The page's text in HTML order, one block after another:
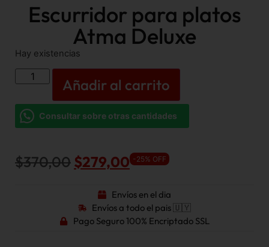
Escurridor para platos
Atma Deluxe
Hay existencias
Añadir al carrito
Consultar sobre otras cantidades
$370,00 $279,00 -25% OFF
Envíos en el dia
Envíos a todo el pais 🇺🇾
Pago Seguro 100% Encriptado SSL